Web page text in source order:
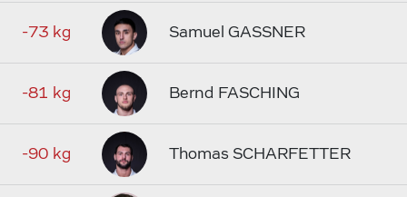
-73 kg Samuel GASSNER
-81 kg Bernd FASCHING
-90 kg Thomas SCHARFETTER